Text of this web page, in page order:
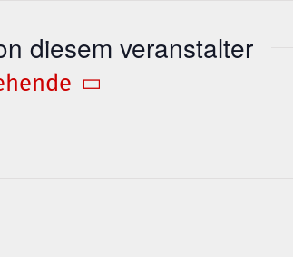
diesem veranstalter